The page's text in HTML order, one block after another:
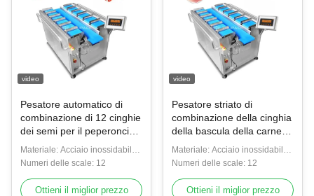
video
Pesatore automatico di
combinazione di 12 cinghie
dei semi per il peperoncino
rosso di verdure del
cetriolo della carota
Materiale: Acciaio inossidabile
SUS304
Numeri delle scale: 12
Ottieni il miglior prezzo
video
Pesatore striato di
combinazione della cinghia
della bascula della carne
fresca della carne di maiale
del contrappeso
Materiale: Acciaio inossidabile
SUS304
Numeri delle scale: 12
Ottieni il miglior prezzo